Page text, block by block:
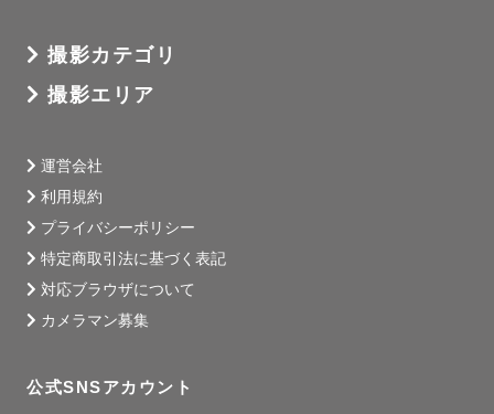
撮影カテゴリ
撮影エリア
運営会社
利用規約
プライバシーポリシー
特定商取引法に基づく表記
対応ブラウザについて
カメラマン募集
公式SNSアカウント